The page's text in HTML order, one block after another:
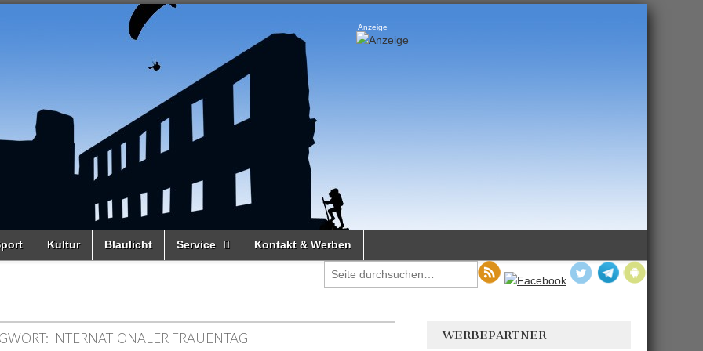
Anzeige
Kultur Blaulicht Service Kontakt & Werben
INTERNATIONALER FRAUENTAG WERBEPARTNER